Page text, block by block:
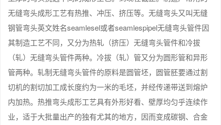
无缝弯头成形工艺有热推、冲压、挤压等。无缝弯头又叫无缝
钢管弯头英文姓名seamlesel或者seamlespipel无缝弯头管件因
其制造工艺不同，又分为热轧（挤压）无缝弯头管件和冷拔
（轧）无缝弯头管件两种。冷拔（轧）管又分为圆形管和异形
管两种。轧制无缝弯头管件的原料是圆管坯，圆管胚要通过割
切机的割切加工成长度约为一米的毛坯，并经传递带送到熔炉
内加热。热推弯头成形工艺具有外形好看、壁厚均匀乎连续作
业，适于大批量出产的独有尤其的地方，因而变成碳钢、合金